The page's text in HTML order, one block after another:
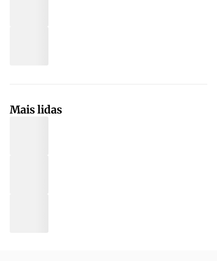
Mais lidas